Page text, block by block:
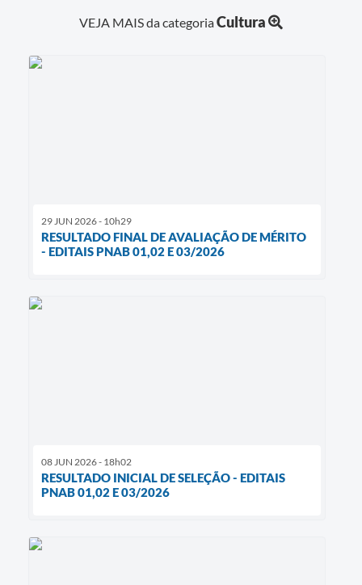
VEJA MAIS da categoriaCultura
29 JUN 2026 - 10h29
RESULTADO FINAL DE AVALIAÇÃO DE MÉRITO
- EDITAIS PNAB 01,02 E 03/2026
08 JUN 2026 - 18h02
RESULTADO INICIAL DE SELEÇÃO - EDITAIS
PNAB 01,02 E 03/2026